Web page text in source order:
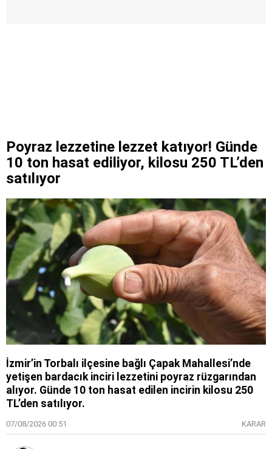
Poyraz lezzetine lezzet katıyor! Günde
10 ton hasat ediliyor, kilosu 250 TL’den
satılıyor
İzmir’in Torbalı ilçesine bağlı Çapak Mahallesi’nde
yetişen bardacık inciri lezzetini poyraz rüzgarından
alıyor. Günde 10 ton hasat edilen incirin kilosu 250
TL’den satılıyor.
07/08/2026 00:51 KARAR